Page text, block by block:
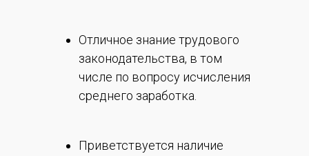
Отличное знание трудового
законодательства, в том
числе по вопросу исчисления
среднего заработка.
Приветствуется наличие